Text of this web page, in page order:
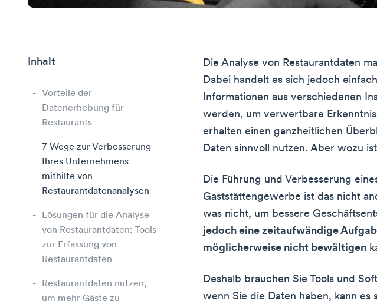
Inhalt
Vorteile der
Datenerhebung für
Restaurants
7 Wege zur Verbesserung
Ihres Unternehmens
mithilfe von
Restaurantdatenanalysen
Lösungen für die Analyse
von Restaurantdaten: Tools
zur Erfassung von
Restaurantdaten
Restaurantdaten nutzen,
um mehr Gäste zu
Die Analyse von Restaurantdaten
Dabei handelt es sich jedoch
Informationen aus verschiedenen
werden, um verwertbare
erhalten einen ganzheitlichen
Daten sinnvoll nutzen. Aber wozu
Die Führung und Verbesserung
Gaststättengewerbe ist das nicht
was nicht, um bessere
jedoch eine zeitaufwändige
möglicherweise nicht bewältigen
Deshalb brauchen Sie Tools und
wenn Sie die Daten haben, kann